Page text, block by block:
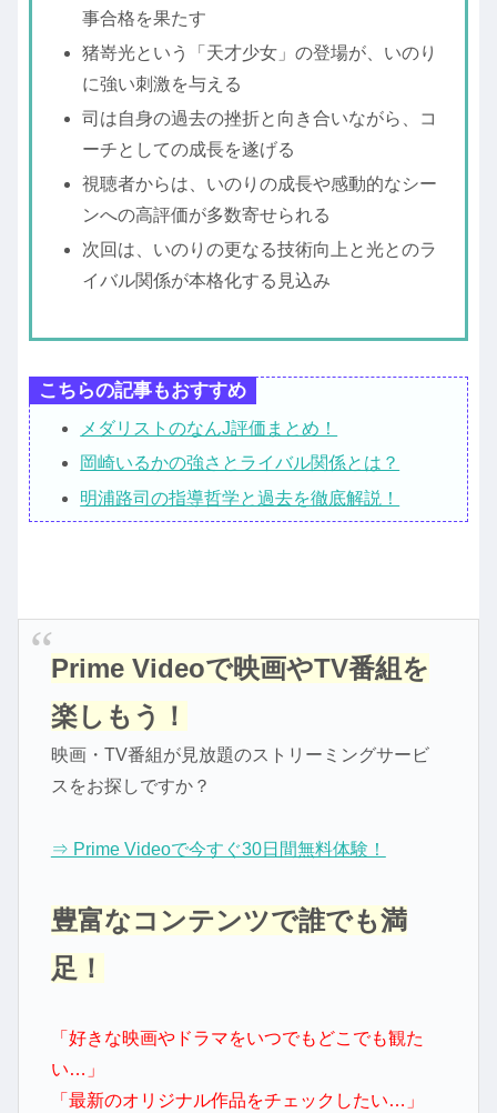
事合格を果たす
猪嵜光という「天才少女」の登場が、いのり
に強い刺激を与える
司は自身の過去の挫折と向き合いながら、コ
ーチとしての成長を遂げる
視聴者からは、いのりの成長や感動的なシー
ンへの高評価が多数寄せられる
次回は、いのりの更なる技術向上と光とのラ
イバル関係が本格化する見込み
こちらの記事もおすすめ
メダリストのなんJ評価まとめ！
岡崎いるかの強さとライバル関係とは？
明浦路司の指導哲学と過去を徹底解説！
Prime Videoで映画やTV番組を
楽しもう！
映画・TV番組が見放題のストリーミングサービ
スをお探しですか？
⇒ Prime Videoで今すぐ30日間無料体験！
豊富なコンテンツで誰でも満
足！
「好きな映画やドラマをいつでもどこでも観た
い…」
「最新のオリジナル作品をチェックしたい…」